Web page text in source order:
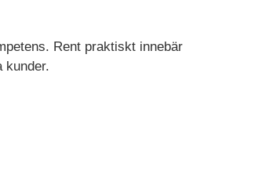
Rent praktiskt innebär
kunder.